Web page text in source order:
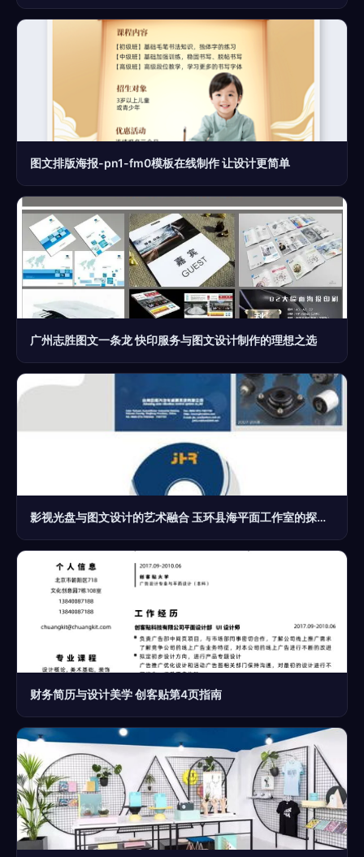
图文排版海报-pn1-fm0模板在线制作 让设计更简单
广州志胜图文一条龙 快印服务与图文设计制作的理想之选
影视光盘与图文设计的艺术融合 玉环县海平面工作室的探索之旅
财务简历与设计美学 创客贴第4页指南